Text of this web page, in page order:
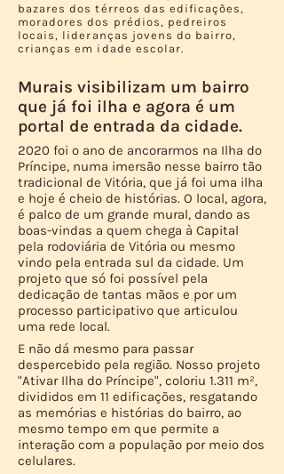
bazares dos térreos das edificações,
moradores dos prédios, pedreiros
locais, lideranças jovens do bairro,
crianças em idade escolar.
Murais visibilizam um bairro
que já foi ilha e agora é um
portal de entrada da cidade.
2020 foi o ano de ancorarmos na Ilha do
Príncipe, numa imersão nesse bairro tão
tradicional de Vitória, que já foi uma ilha
e hoje é cheio de histórias. O local, agora,
é palco de um grande mural, dando as
boas-vindas a quem chega à Capital
pela rodoviária de Vitória ou mesmo
vindo pela entrada sul da cidade. Um
projeto que só foi possível pela
dedicação de tantas mãos e por um
processo participativo que articulou
uma rede local.
E não dá mesmo para passar
despercebido pela região. Nosso projeto
"Ativar Ilha do Príncipe", coloriu 1.311 m²,
divididos em 11 edificações, resgatando
as memórias e histórias do bairro, ao
mesmo tempo em que permite a
interação com a população por meio dos
celulares.